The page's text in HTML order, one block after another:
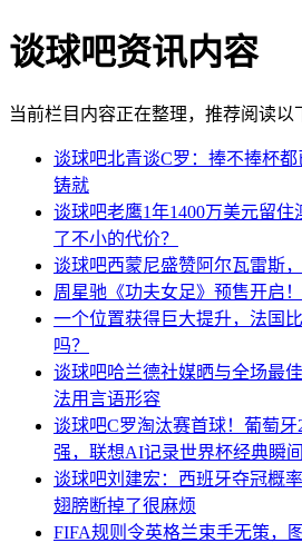
谈球吧资讯内容
当前栏目内容正在整理，推荐阅读以
谈球吧北青谈C罗：捧不捧杯
铸就
谈球吧老鹰1年1400万美元留
了不小的代价？
谈球吧西蒙尼盛赞阿尔瓦雷斯
周星驰《功夫女足》预售开启
一个位置获得巨大提升，法国
吗？
谈球吧哈兰德社媒晒与全场最
法用言语形容
谈球吧C罗淘汰赛首球！葡萄
强，联想AI记录世界杯经典瞬间
谈球吧刘建宏：西班牙夺冠概
翅膀断掉了很麻烦
FIFA规则令英格兰束手无策，